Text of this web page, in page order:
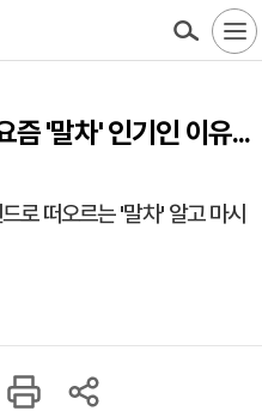
즘 '말차' 인기인 이유...
로 떠오르는 '말차' 알고 마시